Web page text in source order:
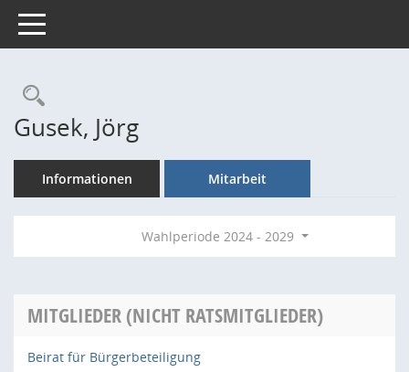
Toggle navigation
Rechercheauswahl
Gusek, Jörg
Informationen Mitarbeit
Wahlperiode 2024 - 2029
MITGLIEDER (NICHT RATSMITGLIEDER)
Beirat für Bürgerbeteiligung